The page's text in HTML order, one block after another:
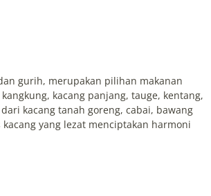
gurih, merupakan pilihan makanan
kacang panjang, tauge, kentang,
kacang tanah goreng, cabai, bawang
yang lezat menciptakan harmoni